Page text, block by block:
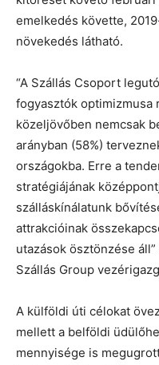
emelkedés követte,
növekedés látható.
“A Szállás Csoport
fogyasztók optimizmusa
közeljövőben nemcsak
arányban (58%)
országokba. Erre a
stratégiájának
szálláskínálatunk
attrakcióinak
utazások ösztönzése
Szállás Group
A külföldi úti célokat
mellett a belföldi
mennyisége is